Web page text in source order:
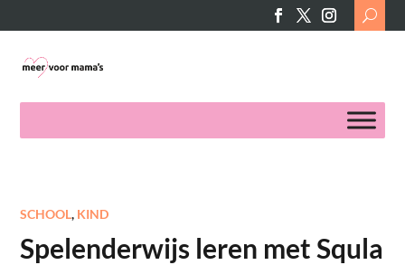
Search
for:
SCHOOL, KIND
Spelenderwijs leren met Squla